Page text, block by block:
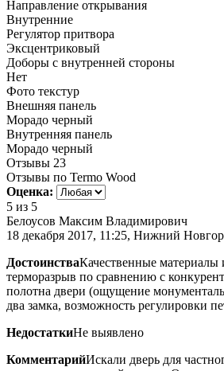
Направление открывания
Внутренние
Регулятор притвора
Эксцентриковый
Доборы с внутренней стороны
Нет
Фото текстур
Внешняя панель
Морадо черный
Внутренняя панель
Морадо черный
Отзывы 23
Отзывы по Termo Wood
Оценка:
5 из 5
Белоусов Максим Владимирович
18 декабря 2017, 11:25, Нижний
ДостоинстваКачественные материалы
терморазрыв по сравнению с
полотна двери (ощущение
два замка, возможность регулировки
НедостаткиНе выявлено
КомментарийИскали дверь для